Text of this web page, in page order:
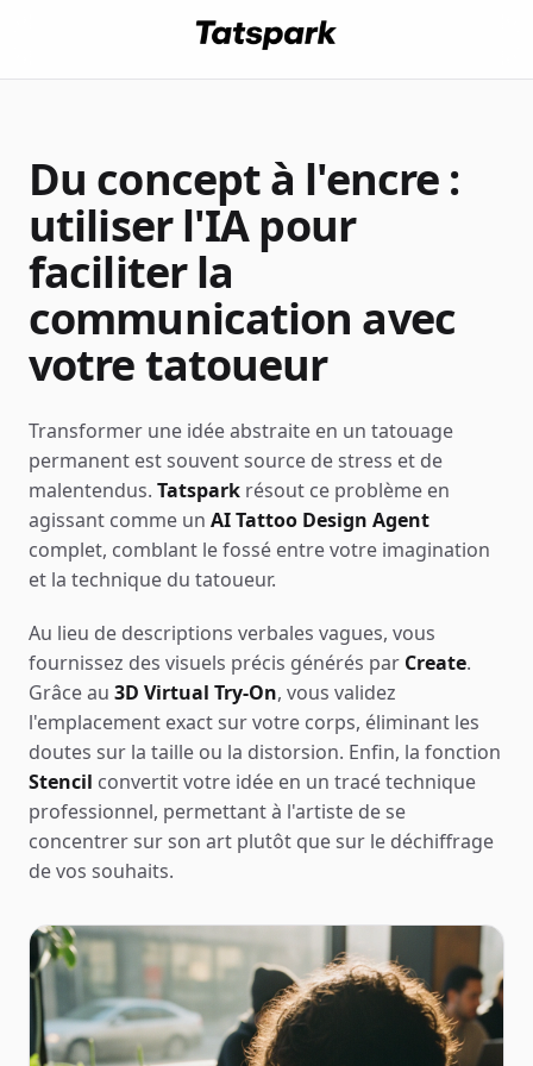
Du concept à l'encre :
utiliser l'IA pour
faciliter la
communication avec
votre tatoueur
Transformer une idée abstraite en un tatouage
permanent est souvent source de stress et de
malentendus. Tatspark résout ce problème en
agissant comme un AI Tattoo Design Agent
complet, comblant le fossé entre votre imagination
et la technique du tatoueur.
Au lieu de descriptions verbales vagues, vous
fournissez des visuels précis générés par Create.
Grâce au 3D Virtual Try-On, vous validez
l'emplacement exact sur votre corps, éliminant les
doutes sur la taille ou la distorsion. Enfin, la fonction
Stencil convertit votre idée en un tracé technique
professionnel, permettant à l'artiste de se
concentrer sur son art plutôt que sur le déchiffrage
de vos souhaits.